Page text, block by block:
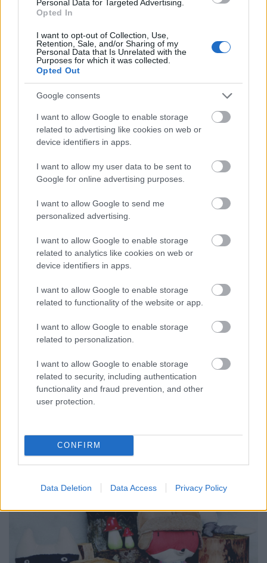
Personal Data for Targeted Advertising.
Opted In
I want to opt-out of Collection, Use,
Retention, Sale, and/or Sharing of my
Personal Data that Is Unrelated with the
Purposes for which it was collected.
Opted Out
Google consents
I want to allow Google to enable storage
related to advertising like cookies on web or
device identifiers in apps.
I want to allow my user data to be sent to
Google for online advertising purposes.
I want to allow Google to send me
personalized advertising.
I want to allow Google to enable storage
related to analytics like cookies on web or
device identifiers in apps.
I want to allow Google to enable storage
related to functionality of the website or app.
I want to allow Google to enable storage
related to personalization.
I want to allow Google to enable storage
related to security, including authentication
functionality and fraud prevention, and other
user protection.
CONFIRM
Data Deletion Data Access Privacy Policy
Nézzétek meg közelebbről is!
Búcsúzóul pedig vessünk még egy pillantást az
egész csapatra!